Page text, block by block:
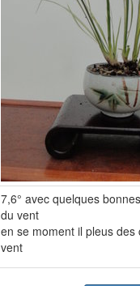
7,6° avec quelques
du vent
en se moment il pleus
vent